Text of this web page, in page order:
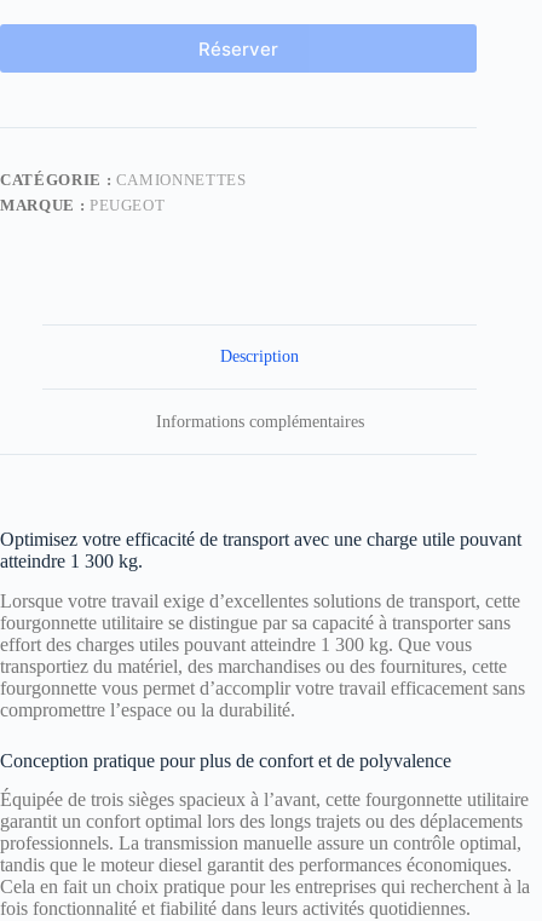
Réserver
CATÉGORIE : CAMIONNETTES
MARQUE : PEUGEOT
Description
Informations complémentaires
Optimisez votre efficacité de transport avec une charge utile pouvant
atteindre 1 300 kg.
Lorsque votre travail exige d’excellentes solutions de transport, cette
fourgonnette utilitaire se distingue par sa capacité à transporter sans
effort des charges utiles pouvant atteindre 1 300 kg. Que vous
transportiez du matériel, des marchandises ou des fournitures, cette
fourgonnette vous permet d’accomplir votre travail efficacement sans
compromettre l’espace ou la durabilité.
Conception pratique pour plus de confort et de polyvalence
Équipée de trois sièges spacieux à l’avant, cette fourgonnette utilitaire
garantit un confort optimal lors des longs trajets ou des déplacements
professionnels. La transmission manuelle assure un contrôle optimal,
tandis que le moteur diesel garantit des performances économiques.
Cela en fait un choix pratique pour les entreprises qui recherchent à la
fois fonctionnalité et fiabilité dans leurs activités quotidiennes.